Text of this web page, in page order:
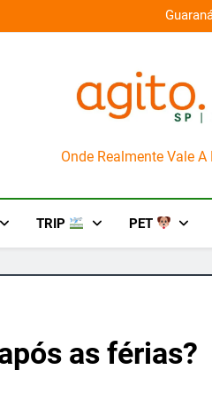
descontos de até 50%
Onde Realmente Vale A
TRIP PET
as férias?